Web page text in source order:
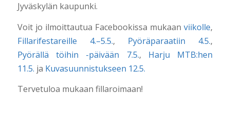
Jyväskylän kaupunki.
Voit jo ilmoittautua Facebookissa mukaanviikolle,
Fillarifestareille 4.–5.5., Pyöräparaatiin 4.5.,
Pyörällä töihin -päivään 7.5., Harju MTB:hen
11.5. ja Kuvasuunnistukseen 12.5.
Tervetuloa mukaan fillaroimaan!